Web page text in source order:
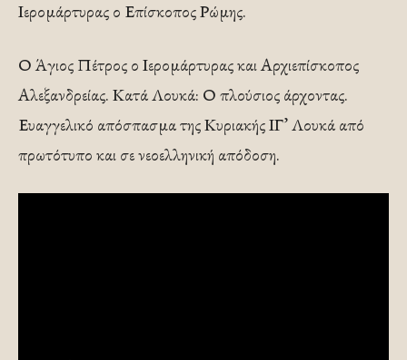
Ιερομάρτυρας ο Επίσκοπος Ρώμης.
Ο Άγιος Πέτρος ο Ιερομάρτυρας και Αρχιεπίσκοπος
Αλεξανδρείας. Κατά Λουκά: Ο πλούσιος άρχοντας.
Ευαγγελικό απόσπασμα της Κυριακής ΙΓ’ Λουκά από
πρωτότυπο και σε νεοελληνική απόδοση.